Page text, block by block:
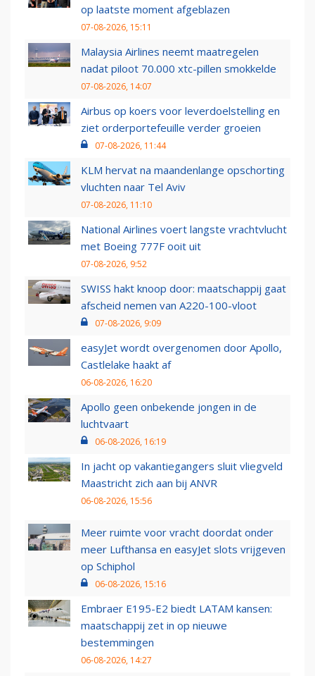
op laatste moment afgeblazen
07-08-2026, 15:11
Malaysia Airlines neemt maatregelen
nadat piloot 70.000 xtc-pillen smokkelde
07-08-2026, 14:07
Airbus op koers voor leverdoelstelling en
ziet orderportefeuille verder groeien
07-08-2026, 11:44
KLM hervat na maandenlange opschorting
vluchten naar Tel Aviv
07-08-2026, 11:10
National Airlines voert langste vrachtvlucht
met Boeing 777F ooit uit
07-08-2026, 9:52
SWISS hakt knoop door: maatschappij gaat
afscheid nemen van A220-100-vloot
07-08-2026, 9:09
easyJet wordt overgenomen door Apollo,
Castlelake haakt af
06-08-2026, 16:20
Apollo geen onbekende jongen in de
luchtvaart
06-08-2026, 16:19
In jacht op vakantiegangers sluit vliegveld
Maastricht zich aan bij ANVR
06-08-2026, 15:56
Meer ruimte voor vracht doordat onder
meer Lufthansa en easyJet slots vrijgeven
op Schiphol
06-08-2026, 15:16
Embraer E195-E2 biedt LATAM kansen:
maatschappij zet in op nieuwe
bestemmingen
06-08-2026, 14:27